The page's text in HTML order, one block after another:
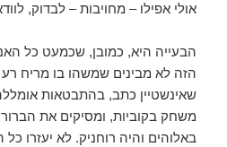
אולי אפילו – מחויבות – לבדוק,
הבעייה היא, כמובן, שכמעט כל
הזה לא מבינים שמשהו בו מריח
שאינשטיין כתב, בהתבטאות
משחק בקוביות, ומסיקים את הברור
באלוהים והיה רוחניק. לא יעזרו